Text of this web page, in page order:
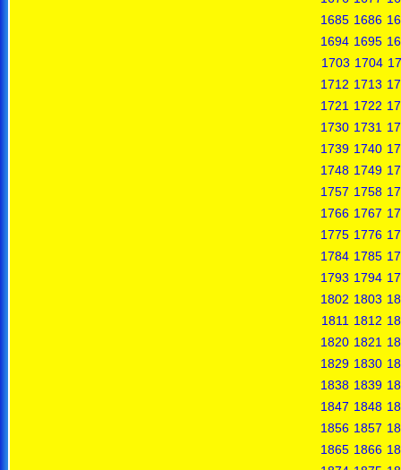
1685 1686
1694 1695
1703 1704
1712 1713
1721 1722
1730 1731
1739 1740
1748 1749
1757 1758
1766 1767
1775 1776
1784 1785
1793 1794
1802 1803
1811 1812
1820 1821
1829 1830
1838 1839
1847 1848
1856 1857
1865 1866